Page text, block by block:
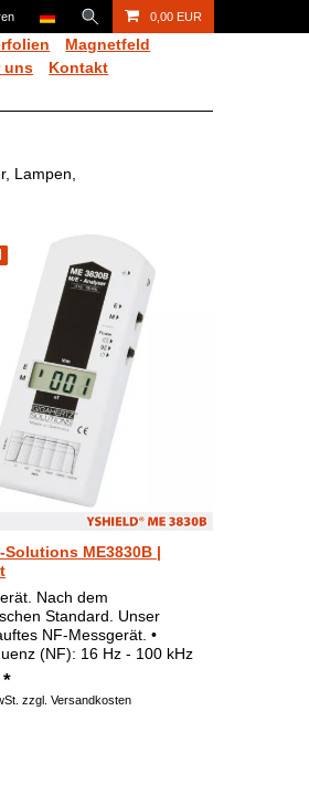
0,00 EUR
Magnetfeld
uns
Kontakt
Lampen,
Solutions ME3830B |
Nach dem
Standard. Unser
NF-Messgerät. •
(NF): 16 Hz - 100 kHz
*
zzgl.Versandkosten